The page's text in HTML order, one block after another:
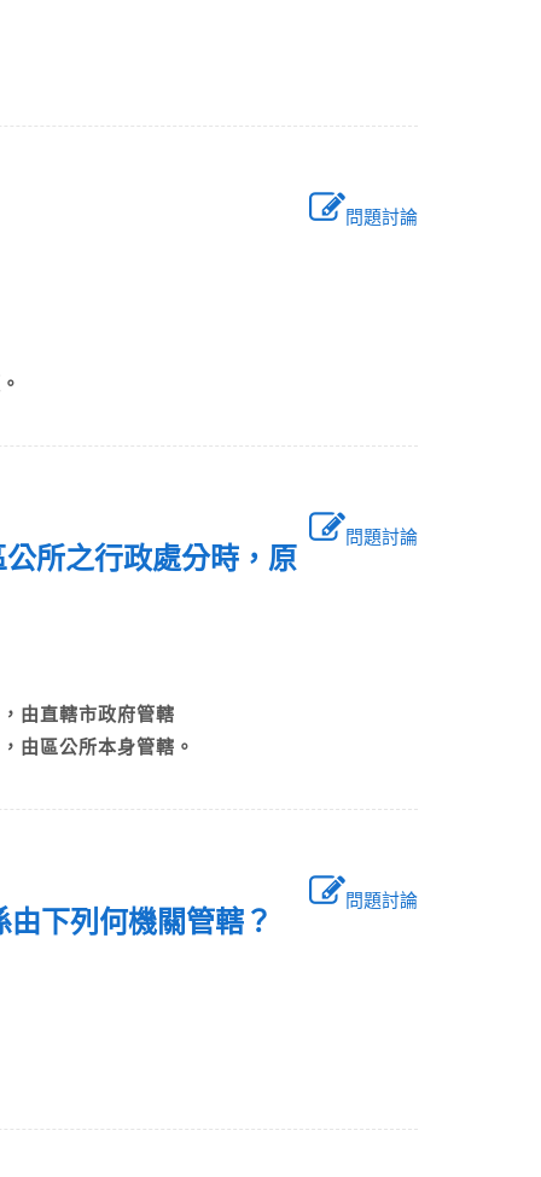
問題討論
問題討論
所之行政處分時，原
由直轄市政府管轄
由區公所本身管轄。
問題討論
下列何機關管轄？